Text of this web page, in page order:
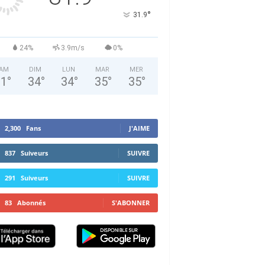
31.9°
24% 3.9m/s 0%
°
DIM
34°
LUN
34°
MAR
35°
MER
35°
2,300 Fans J'AIME
837 Suiveurs SUIVRE
291 Suiveurs SUIVRE
83 Abonnés S'ABONNER